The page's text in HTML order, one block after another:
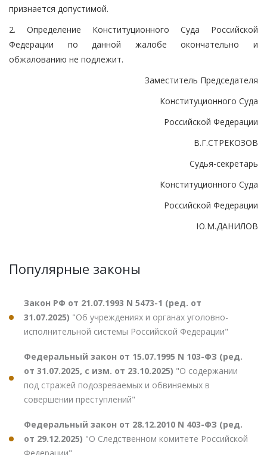
признается допустимой.
2. Определение Конституционного Суда Российской
Федерации по данной жалобе окончательно и
обжалованию не подлежит.
Заместитель Председателя
Конституционного Суда
Российской Федерации
В.Г.СТРЕКОЗОВ
Судья-секретарь
Конституционного Суда
Российской Федерации
Ю.М.ДАНИЛОВ
Популярные законы
Закон РФ от 21.07.1993 N 5473-1 (ред. от
31.07.2025) "Об учреждениях и органах уголовно-
исполнительной системы Российской Федерации"
Федеральный закон от 15.07.1995 N 103-ФЗ (ред.
от 31.07.2025, с изм. от 23.10.2025) "О содержании
под стражей подозреваемых и обвиняемых в
совершении преступлений"
Федеральный закон от 28.12.2010 N 403-ФЗ (ред.
от 29.12.2025) "О Следственном комитете Российской